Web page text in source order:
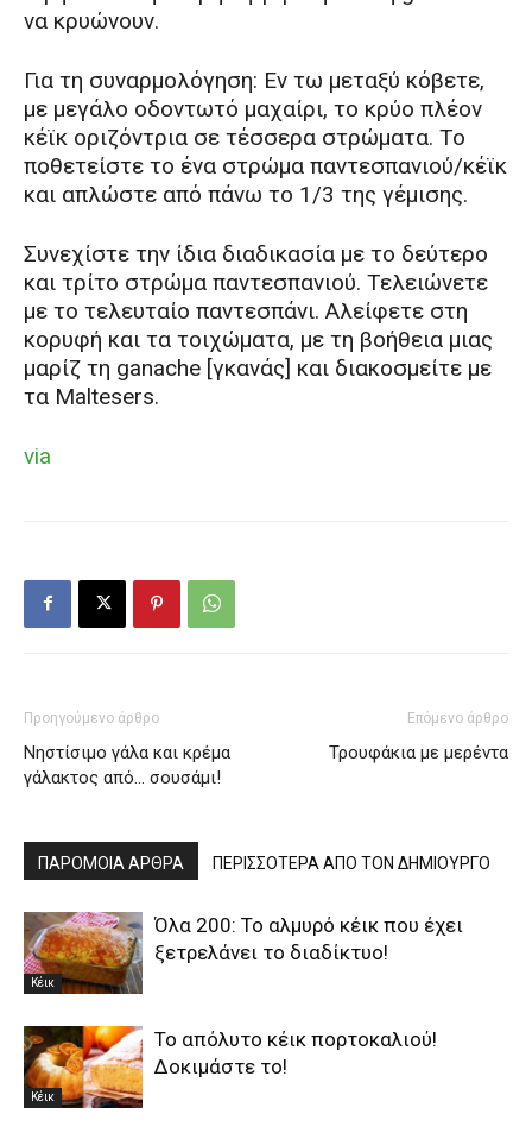
να κρυώνουν.
Για τη συναρμολόγηση: Εν τω μεταξύ κόβετε,
με μεγάλο οδοντωτό μαχαίρι, το κρύο πλέον
κέϊκ οριζόντρια σε τέσσερα στρώματα. Το
ποθετείστε το ένα στρώμα παντεσπανιού/κέϊκ
και απλώστε από πάνω το 1/3 της γέμισης.
Συνεχίστε την ίδια διαδικασία με το δεύτερο
και τρίτο στρώμα παντεσπανιού. Τελειώνετε
με το τελευταίο παντεσπάνι. Αλείφετε στη
κορυφή και τα τοιχώματα, με τη βοήθεια μιας
μαρίζ τη ganache [γκανάς] και διακοσμείτε με
τα Maltesers.
via
Προηγούμενο άρθρο
Νηστίσιμο γάλα και κρέμα
γάλακτος από… σουσάμι!
Επόμενο άρθρο
Τρουφάκια με μερέντα
ΠΑΡΟΜΟΙΑ ΑΡΘΡΑ ΠΕΡΙΣΣΟΤΕΡΑ ΑΠΟ ΤΟΝ ΔΗΜΙΟΥΡΓΟ
Κέικ
Όλα 200: Το αλμυρό κέικ που έχει
ξετρελάνει το διαδίκτυο!
Κέικ
Το απόλυτο κέικ πορτοκαλιού!
Δοκιμάστε το!